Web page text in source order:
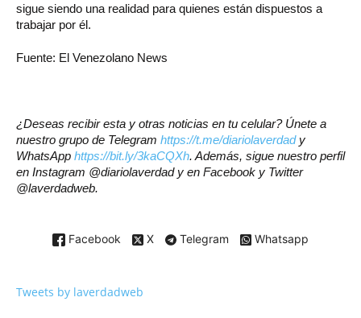
sigue siendo una realidad para quienes están dispuestos a
trabajar por él.
Fuente: El Venezolano News
¿Deseas recibir esta y otras noticias en tu celular? Únete a
nuestro grupo de Telegram https://t.me/diariolaverdady
WhatsApp https://bit.ly/3kaCQXh. Además, sigue nuestro perfil
en Instagram @diariolaverdad y en Facebook y Twitter
@laverdadweb.
Facebook X Telegram Whatsapp
Tweets by laverdadweb